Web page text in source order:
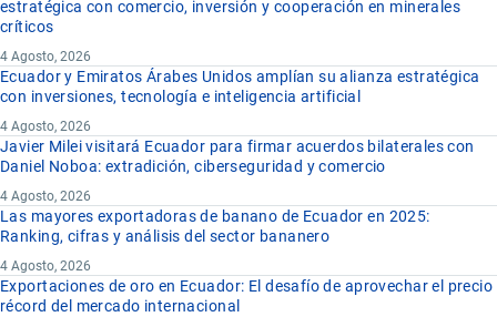
estratégica con comercio, inversión y cooperación en minerales
críticos
4 Agosto, 2026
Ecuador y Emiratos Árabes Unidos amplían su alianza estratégica
con inversiones, tecnología e inteligencia artificial
4 Agosto, 2026
Javier Milei visitará Ecuador para firmar acuerdos bilaterales con
Daniel Noboa: extradición, ciberseguridad y comercio
4 Agosto, 2026
Las mayores exportadoras de banano de Ecuador en 2025:
Ranking, cifras y análisis del sector bananero
4 Agosto, 2026
Exportaciones de oro en Ecuador: El desafío de aprovechar el precio
récord del mercado internacional